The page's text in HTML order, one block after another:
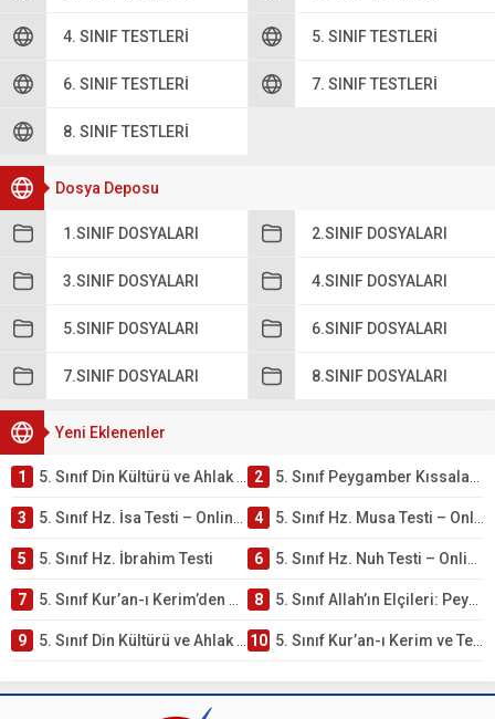
4. SINIF TESTLERI 5. SINIF TESTLERI
6. SINIF TESTLERI 7. SINIF TESTLERI
8. SINIF TESTLERI
Dosya Deposu
1.SINIF DOSYALARI 2.SINIF DOSYALARI
3.SINIF DOSYALARI 4.SINIF DOSYALARI
5.SINIF DOSYALARI 6.SINIF DOSYALARI
7.SINIF DOSYALARI 8.SINIF DOSYALARI
Yeni Eklenenler
1 5. Sınıf Din Kültürü ve Ahlak Bilgisi 4. Ünite: Peygamber Kıssaları Çalışmaları 2 5. Sınıf Peygamber Kıssaları Ünite Testi – Online Çöz
3 5. Sınıf Hz. İsa Testi – Online Çöz 4 5. Sınıf Hz. Musa Testi – Online Çöz
5 5. Sınıf Hz. İbrahim Testi 6 5. Sınıf Hz. Nuh Testi – Online Çöz
7 5. Sınıf Kur’an-ı Kerim’den Öğütler – Peygamber Kıssaları Testi – Online Çöz 8 5. Sınıf Allah’ın Elçileri: Peygamberler Testi – Online Çöz
9 5. Sınıf Din Kültürü ve Ahlak Bilgisi 3. Ünite: Kur’an-ı Kerim Çalışmaları 10 5. Sınıf Kur’an-ı Kerim ve Temel Özellikleri Testi – Online Çöz